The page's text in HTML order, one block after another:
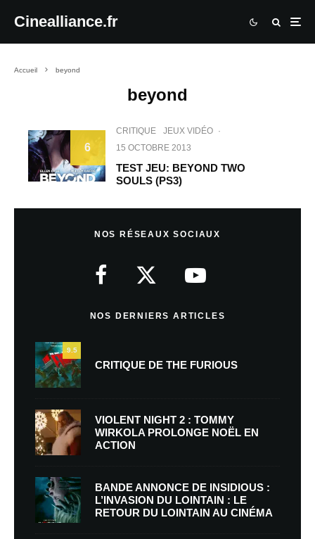
Cinealliance.fr
Accueil beyond
beyond
6
CRITIQUE JEUX VIDÉO ·
15 OCTOBRE 2013
TEST JEU: BEYOND TWO
SOULS (PS3)
NOS RÉSEAUX SOCIAUX
NOS DERNIERS ARTICLES
9.5
CRITIQUE DE THE FURIOUS
VIOLENT NIGHT 2 : TOMMY
WIRKOLA PROLONGE NOËL EN
ACTION
BANDE ANNONCE DE INSIDIOUS :
L’INVASION DU LOINTAIN : LE
RETOUR DU LOINTAIN AU CINÉMA